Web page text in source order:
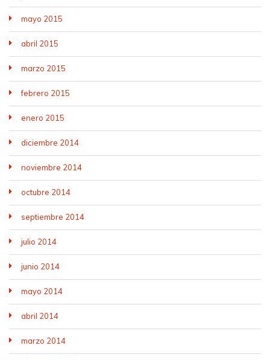
mayo 2015
abril 2015
marzo 2015
febrero 2015
enero 2015
diciembre 2014
noviembre 2014
octubre 2014
septiembre 2014
julio 2014
junio 2014
mayo 2014
abril 2014
marzo 2014